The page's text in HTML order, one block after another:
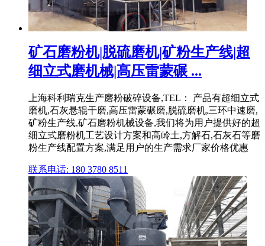
矿石磨粉机|脱硫磨机|矿粉生产线|超
细立式磨机械|高压雷蒙碾 ...
上海科利瑞克生产磨粉破碎设备,TEL： 产品有超细立式
磨机,石灰悬辊干磨,高压雷蒙碾磨,脱硫磨机,三环中速磨,
矿粉生产线,矿石磨粉机械设备,我们将为用户提供好的超
细立式磨粉机工艺设计方案和高岭土,方解石,石灰石等磨
粉生产线配置方案,满足用户的生产需求厂家价格优惠
联系电话: 180 3780 8511